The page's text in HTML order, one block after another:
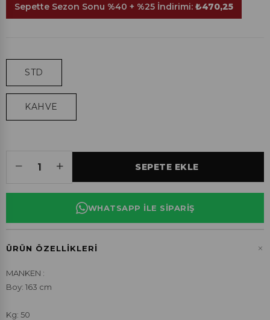
Sepette Sezon Sonu %40 + %25 İndirimi: ₺470,25
STD
KAHVE
WHATSAPP ILE SIPARIŞ
ÜRÜN ÖZELLIKLERI +
MANKEN :
Boy: 163 cm
Kg: 50